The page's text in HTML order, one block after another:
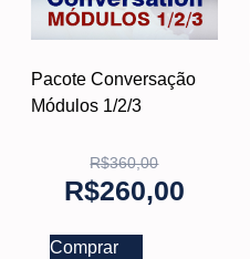
Pacote Conversação
Módulos 1/2/3
R$360,00
R$260,00
Comprar